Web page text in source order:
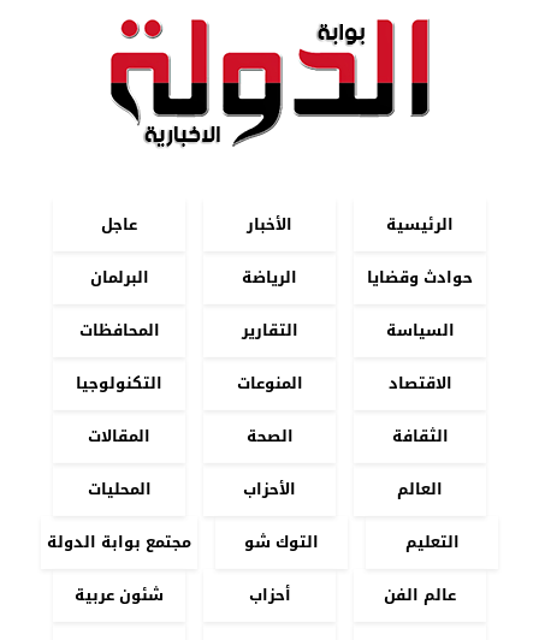
الرئيسية الأخبار
عاجل
حوادث وقضايا
الرياضة
البرلمان
السياسة
التقارير
المحافظات
الاقتصاد
المنوعات
التكنولوجيا
الثقافة
الصحة
المقالات
العالم
الأحزاب
المحليات
التعليم
التوك شو
مجتمع بوابة الدولة
عالم الفن
أحزاب
شئون عربية